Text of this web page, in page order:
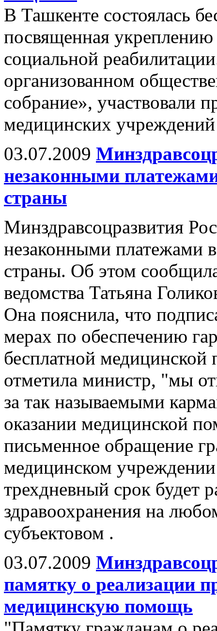
В Ташкенте состоялась
посвященная
социальной
организованном
собрание», участвовали
медицинских
03.07.2009
незаконными
страны
Минздравсоцразвития
незаконными платежами
страны. Об этом
ведомства Татьяна
Она пояснила, что
мерах по обеспечению
бесплатной
отметила министр, "мы
за так называемыми
оказании медицинской
письменное обращение
медицинском учреждении
трехдневный срок будет
здравоохранения на
субъектовом .
03.07.2009
памятку о реализации
медицинскую помощь